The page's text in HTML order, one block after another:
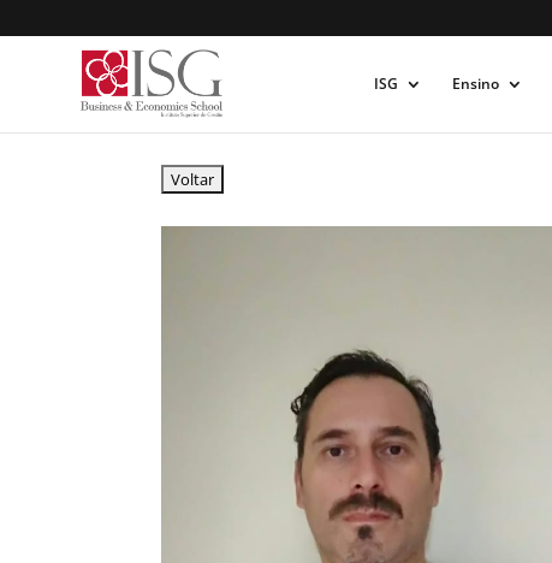
ISG Ensino